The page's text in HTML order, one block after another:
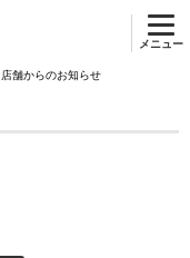
メニュー
店舗からのお知らせ